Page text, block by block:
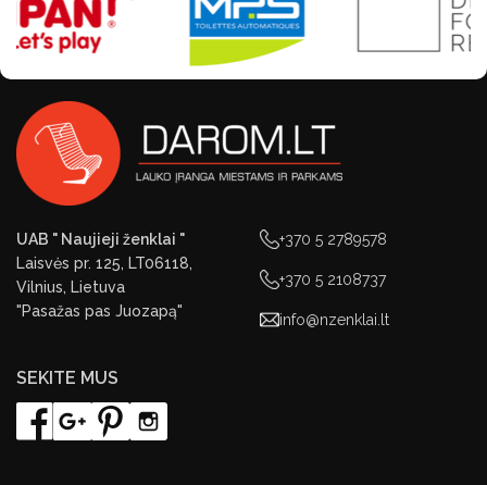
UAB " Naujieji ženklai "
Laisvės pr. 125, LT06118,
Vilnius, Lietuva
"Pasažas pas Juozapą"
+370 5 2789578
+370 5 2108737
info@nzenklai.lt
SEKITE MUS